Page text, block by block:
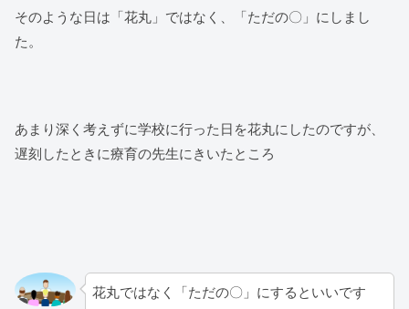
そのような日は「花丸」ではなく、「ただの〇」にしまし
た。
あまり深く考えずに学校に行った日を花丸にしたのですが、
遅刻したときに療育の先生にきいたところ
花丸ではなく「ただの〇」にするといいです